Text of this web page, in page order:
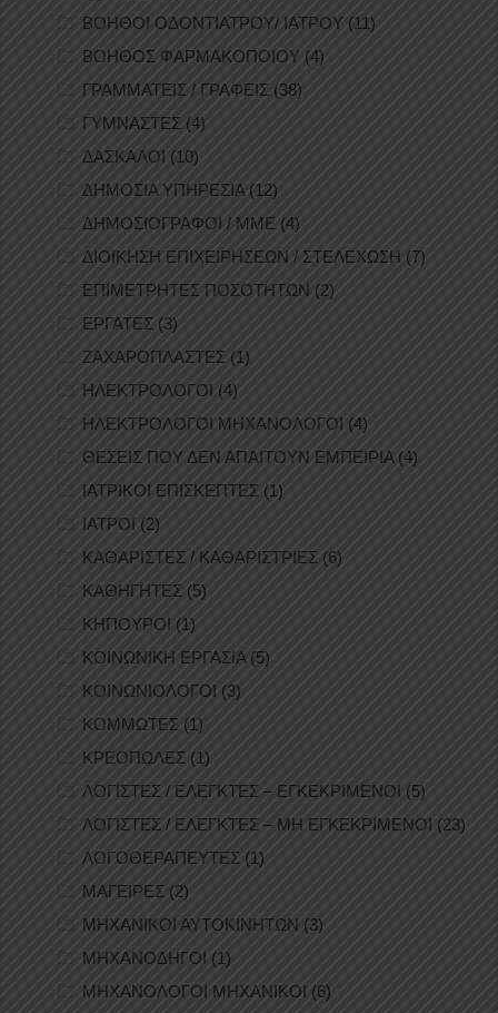
ΒΟΗΘΟΙ ΟΔΟΝΤΙΑΤΡΟΥ/ ΙΑΤΡΟΥ (11)
ΒΟΗΘΟΣ ΦΑΡΜΑΚΟΠΟΙΟΥ (4)
ΓΡΑΜΜΑΤΕΙΣ / ΓΡΑΦΕΙΣ (38)
ΓΥΜΝΑΣΤΕΣ (4)
ΔΑΣΚΑΛΟΙ (10)
ΔΗΜΟΣΙΑ ΥΠΗΡΕΣΙΑ (12)
ΔΗΜΟΣΙΟΓΡΑΦΟΙ / ΜΜΕ (4)
ΔΙΟΙΚΗΣΗ ΕΠΙΧΕΙΡΗΣΕΩΝ / ΣΤΕΛΕΧΩΣΗ (7)
ΕΠΙΜΕΤΡΗΤΕΣ ΠΟΣΟΤΗΤΩΝ (2)
ΕΡΓΑΤΕΣ (3)
ΖΑΧΑΡΟΠΛΑΣΤΕΣ (1)
ΗΛΕΚΤΡΟΛΟΓΟΙ (4)
ΗΛΕΚΤΡΟΛΟΓΟΙ ΜΗΧΑΝΟΛΟΓΟΙ (4)
ΘΕΣΕΙΣ ΠΟΥ ΔΕΝ ΑΠΑΙΤΟΥΝ ΕΜΠΕΙΡΙΑ(4)
ΙΑΤΡΙΚΟΙ ΕΠΙΣΚΕΠΤΕΣ (1)
ΙΑΤΡΟΙ (2)
ΚΑΘΑΡΙΣΤΕΣ / ΚΑΘΑΡΙΣΤΡΙΕΣ (6)
ΚΑΘΗΓΗΤΕΣ (5)
ΚΗΠΟΥΡΟΙ (1)
ΚΟΙΝΩΝΙΚΗ ΕΡΓΑΣΙΑ (5)
ΚΟΙΝΩΝΙΟΛΟΓΟΙ (3)
ΚΟΜΜΩΤΕΣ (1)
ΚΡΕΟΠΩΛΕΣ (1)
ΛΟΓΙΣΤΕΣ / ΕΛΕΓΚΤΕΣ – ΕΓΚΕΚΡΙΜΕΝΟΙ (5)
ΛΟΓΙΣΤΕΣ / ΕΛΕΓΚΤΕΣ – ΜΗ ΕΓΚΕΚΡΙΜΕΝΟΙ (23)
ΛΟΓΟΘΕΡΑΠΕΥΤΕΣ (1)
ΜΑΓΕΙΡΕΣ (2)
ΜΗΧΑΝΙΚΟΙ ΑΥΤΟΚΙΝΗΤΩΝ (3)
ΜΗΧΑΝΟΔΗΓΟΙ (1)
ΜΗΧΑΝΟΛΟΓΟΙ ΜΗΧΑΝΙΚΟΙ (6)